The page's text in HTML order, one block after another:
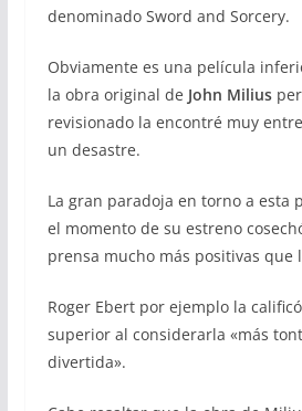
denominado Sword and Sorcery.
Obviamente es una película
la obra original de John Milius
revisionado la encontré muy
un desastre.
La gran paradoja en torno a esta
el momento de su estreno
prensa mucho más positivas que
Roger Ebert por ejemplo la
superior al considerarla «más
divertida».